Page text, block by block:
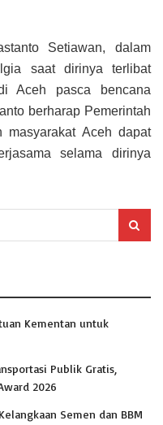
Setiawan, dalam
saat dirinya terlibat
Aceh pasca bencana
berharap Pemerintah
Aceh dapat
selama dirinya
Kementan untuk
Publik Gratis,
2026
Semen dan BBM